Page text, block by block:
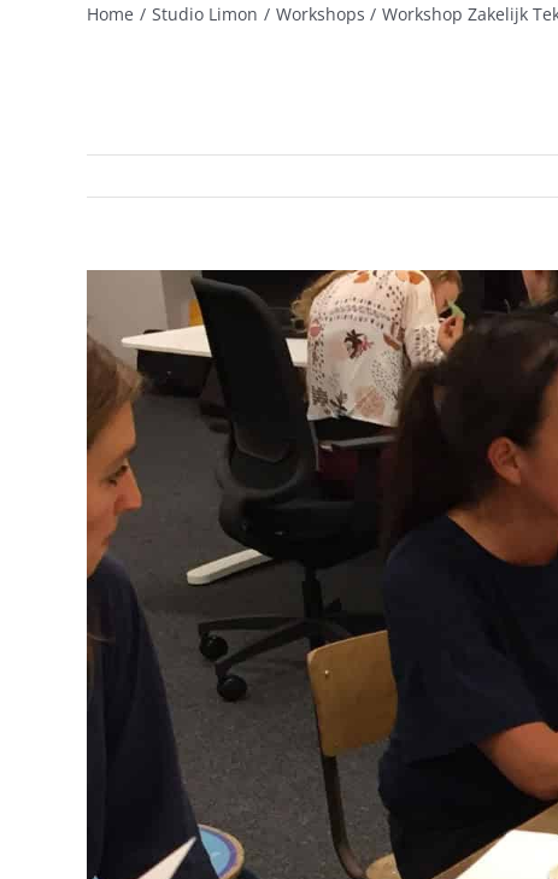
Home Studio Limon Workshops Workshop Zakelijk
Larger
Image